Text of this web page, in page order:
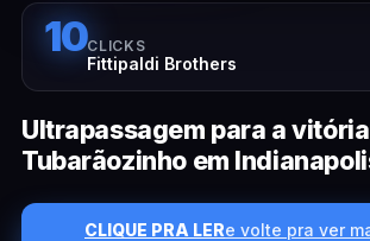
10CLICKS
Fittipaldi Brothers
Ultrapassagem para a
Tubarãozinho em
CLIQUE PRA LERe volte pra ver